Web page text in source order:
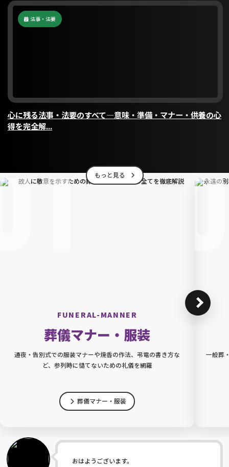
法事・法要
心に残る法事・法要のすべて―意味・準備・マナー・供養の心
得を完全解...
もっと見る
FUNERAL-MANNER
葬儀マナー・服装
通夜・告別式での服装マナーや焼香の作法、弔電の書き方な
ど、参列時に慥てないための礼儀を網羅
葬儀マナー・服装
一般葬
おはようございます。